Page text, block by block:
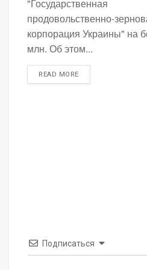
"Государственная
продовольственно-
корпорация Украины" на
млн. Об этом...
READ MOREDETAILS
Подписаться